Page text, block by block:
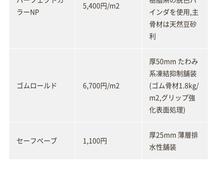
ラーNP
5,400円/m2
インダを使用,主
骨材は天然豆砂
利
ゴムロールド 6,700円/m2
厚50mm たわみ
系凍結抑制舗装
(ゴム骨材1.8kg/
m2,グリップ強
化表面処理)
セーフペーブ 1,100円
厚25mm 薄層排
水性舗装